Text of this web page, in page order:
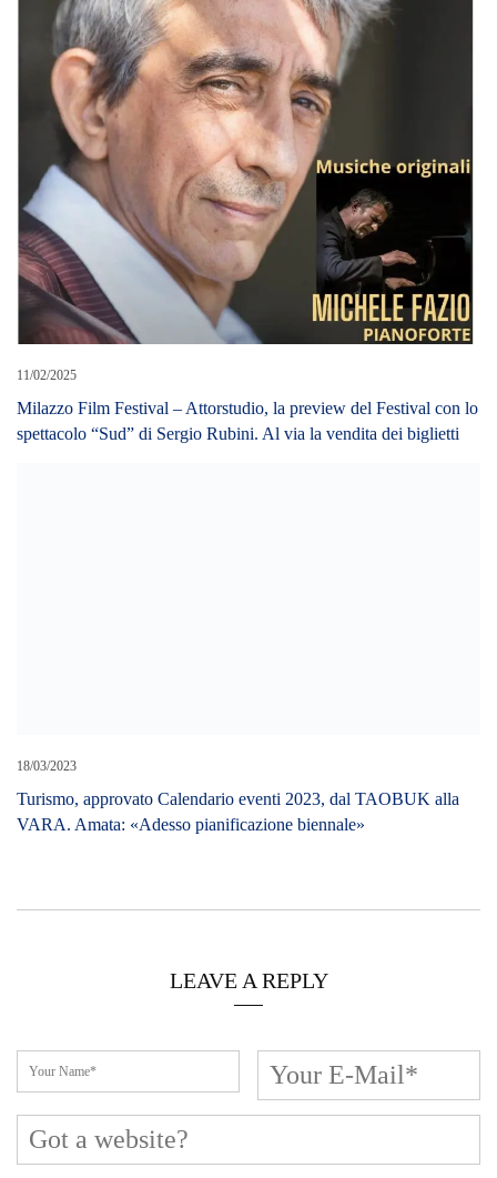
11/02/2025
Milazzo Film Festival – Attorstudio, la preview del Festival con lo
spettacolo “Sud” di Sergio Rubini. Al via la vendita dei biglietti
18/03/2023
Turismo, approvato Calendario eventi 2023, dal TAOBUK alla
VARA. Amata: «Adesso pianificazione biennale»
LEAVE A REPLY